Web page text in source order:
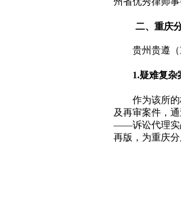
二、重庆
贵州贵遵
1.疑难复杂
作为该所
及再审案件，
——诉讼代理实
再版，为重庆